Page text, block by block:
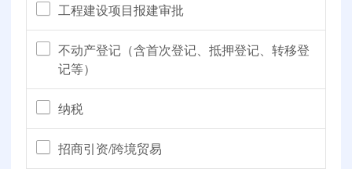
工程建设项目报建审批
不动产登记（含首次登记、抵押登记、转移登
记等）
纳税
招商引资/跨境贸易